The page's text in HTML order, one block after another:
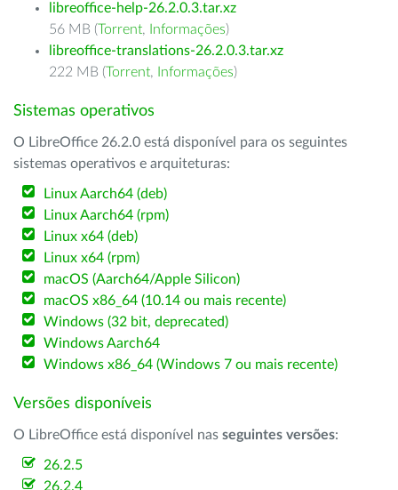
libreoffice-help-26.2.0.3.tar.xz
56 MB (Torrent, Informações)
libreoffice-translations-26.2.0.3.tar.xz
222 MB (Torrent, Informações)
Sistemas operativos
O LibreOffice 26.2.0 está disponível para os seguintes
sistemas operativos e arquiteturas:
Linux Aarch64 (deb)
Linux Aarch64 (rpm)
Linux x64 (deb)
Linux x64 (rpm)
macOS (Aarch64/Apple Silicon)
macOS x86_64 (10.14 ou mais recente)
Windows (32 bit, deprecated)
Windows Aarch64
Windows x86_64 (Windows 7 ou mais recente)
Versões disponíveis
O LibreOffice está disponível nas seguintes versões:
26.2.5
26.2.4